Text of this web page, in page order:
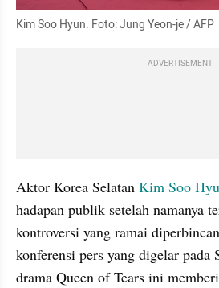
Kim Soo Hyun. Foto: Jung Yeon-je / AFP
ADVERTISEMENT
Aktor Korea Selatan Kim Soo
hadapan publik setelah namanya
kontroversi yang ramai
konferensi pers yang digelar pada
drama Queen of Tears ini